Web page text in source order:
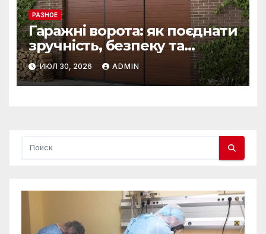
РАЗНОЕ
Гаражні ворота: як поєднати
зручність, безпеку та
довговічність
ИЮЛ 30, 2026 ADMIN